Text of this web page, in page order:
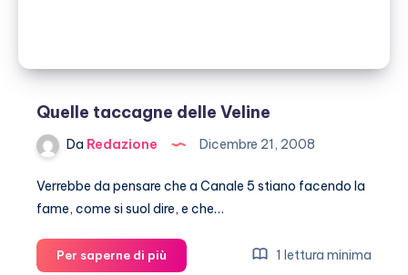
Quelle taccagne delle Veline
Da Redazione Dicembre 21, 2008
Verrebbe da pensare che a Canale 5 stiano facendo la
fame, come si suol dire, e che…
Per saperne di più 1 lettura minima